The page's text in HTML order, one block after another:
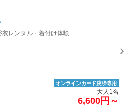
衣レンタル・着付け体験
オンラインカード決済専用
大人1名
6,600円～